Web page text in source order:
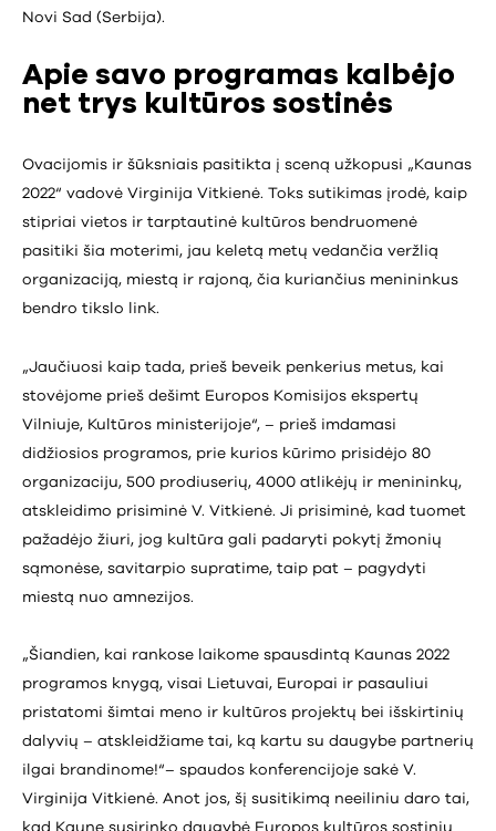
Novi Sad (Serbija).
Apie savo programas kalbėjo
net trys kultūros sostinės
Ovacijomis ir šūksniais pasitikta į sceną užkopusi „Kaunas
2022“ vadovė Virginija Vitkienė. Toks sutikimas įrodė, kaip
stipriai vietos ir tarptautinė kultūros bendruomenė
pasitiki šia moterimi, jau keletą metų vedančia veržlią
organizaciją, miestą ir rajoną, čia kuriančius menininkus
bendro tikslo link.
„Jaučiuosi kaip tada, prieš beveik penkerius metus, kai
stovėjome prieš dešimt Europos Komisijos ekspertų
Vilniuje, Kultūros ministerijoje“, – prieš imdamasi
didžiosios programos, prie kurios kūrimo prisidėjo 80
organizaciju, 500 prodiuserių, 4000 atlikėjų ir menininkų,
atskleidimo prisiminė V. Vitkienė. Ji prisiminė, kad tuomet
pažadėjo žiuri, jog kultūra gali padaryti pokytį žmonių
sąmonėse, savitarpio supratime, taip pat – pagydyti
miestą nuo amnezijos.
„Šiandien, kai rankose laikome spausdintą Kaunas 2022
programos knygą, visai Lietuvai, Europai ir pasauliui
pristatomi šimtai meno ir kultūros projektų bei išskirtinių
dalyvių – atskleidžiame tai, ką kartu su daugybe partnerių
ilgai brandinome!“– spaudos konferencijoje sakė V.
Virginija Vitkienė. Anot jos, šį susitikimą neeiliniu daro tai,
kad Kaune susirinko daugybė Europos kultūros sostinių